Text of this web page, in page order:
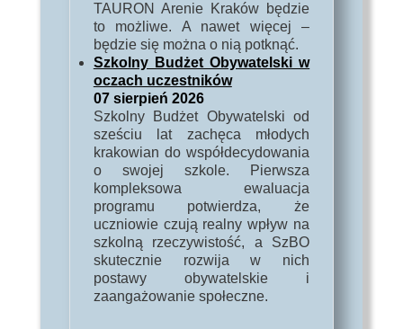
TAURON Arenie Kraków będzie
to możliwe. A nawet więcej –
będzie się można o nią potknąć.
Szkolny Budżet Obywatelski w
oczach uczestników
07 sierpień 2026
Szkolny Budżet Obywatelski od
sześciu lat zachęca młodych
krakowian do współdecydowania
o swojej szkole. Pierwsza
kompleksowa ewaluacja
programu potwierdza, że
uczniowie czują realny wpływ na
szkolną rzeczywistość, a SzBO
skutecznie rozwija w nich
postawy obywatelskie i
zaangażowanie społeczne.